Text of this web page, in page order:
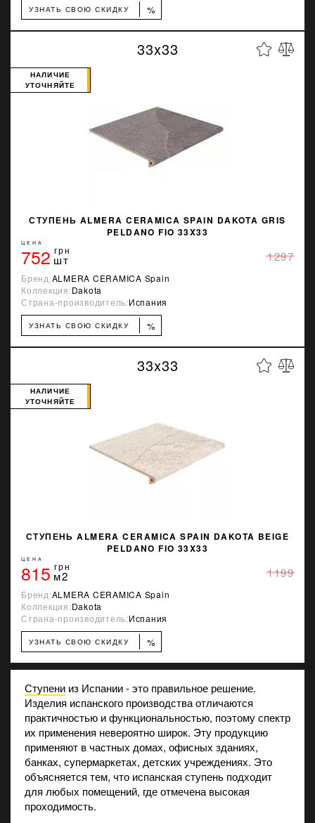
УЗНАТЬ СВОЮ СКИДКУ %
33x33
СТУПЕНЬ ALMERA CERAMICA SPAIN DAKOTA GRIS
PELDANO FIO 33X33
НАЛИЧИЕ
УТОЧНЯЙТЕ
ЦЕНА
752 грн
шт 1297
Бренд:ALMERA CERAMICA Spain
Коллекция:Dakota
Страна-производитель:Испания
УЗНАТЬ СВОЮ СКИДКУ %
33x33
СТУПЕНЬ ALMERA CERAMICA SPAIN DAKOTA BEIGE
PELDANO FIO 33X33
НАЛИЧИЕ
УТОЧНЯЙТЕ
ЦЕНА
815 грн
м2 1199
Бренд:ALMERA CERAMICA Spain
Коллекция:Dakota
Страна-производитель:Испания
УЗНАТЬ СВОЮ СКИДКУ %
Ступени из Испании - это правильное решение.
Изделия испанского производства отличаются
практичностью и функциональностью, поэтому спектр
их применения невероятно широк. Эту продукцию
применяют в частных домах, офисных зданиях,
банках, супермаркетах, детских учреждениях. Это
объясняется тем, что испанская ступень подходит
для любых помещений, где отмечена высокая
проходимость.